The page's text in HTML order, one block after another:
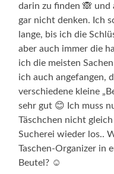
darin zu finden 🙈 und
gar nicht denken. Ich
lange, bis ich die
aber auch immer die
ich die meisten
ich auch angefangen,
verschiedene kleine
sehr gut 😊 Ich muss
Täschchen nicht
Sucherei wieder los..
Taschen-Organizer in
Beutel? ☺️